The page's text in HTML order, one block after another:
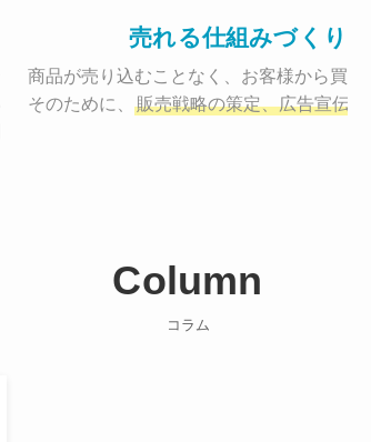
ーで作り納品する。
、デザインのゴールでしょうか。
まで
お客様のサービスを適した場所へ届
売れる仕組みづくり
商品が売り込むことなく、お客様から買
そのために、
販売戦略の策定、広告宣伝
Column
コラム